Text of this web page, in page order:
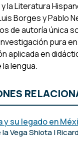
la Literatura
Borges y Pablo
de autoría única
pura
aplicada en
lengua.
y su legado en
la Vega Shiota |